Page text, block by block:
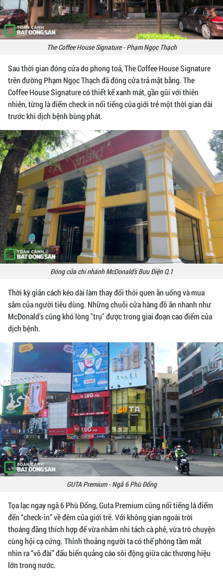
The Coffee House Signature - Phạm Ngọc Thạch
Sau thời gian đóng cửa do phong toả, The Coffee House Signature
trên đường Phạm Ngọc Thạch đã đóng cửa trả mặt bằng. The
Coffee House Signature có thiết kế xanh mát, gần gũi với thiên
nhiên, từng là điểm check in nổi tiếng của giới trẻ một thời gian dài
trước khi dịch bệnh bùng phát.
Đóng cửa chi nhánh McDonald's Bưu Điện Q.1
Thời kỳ giãn cách kéo dài làm thay đổi thói quen ăn uống và mua
sắm của người tiêu dùng. Những chuỗi cửa hàng đồ ăn nhanh như
McDonald's cũng khó lòng "trụ" được trong giai đoạn cao điểm của
dịch bệnh.
GUTA Premium - Ngã 6 Phù Đổng
Tọa lạc ngay ngã 6 Phù Đổng, Guta Premium cũng nổi tiếng là điểm
đến “check-in” về đêm của giới trẻ. Với không gian ngoài trời
thoáng đãng thích hợp để vừa nhâm nhi tách cà phê, vừa trò chuyện
cùng hội cạ cứng. Thỉnh thoảng người ta có thể phóng tầm mắt
nhìn ra “võ đài” đấu biển quảng cáo sôi động giữa các thương hiệu
lớn trong nước.